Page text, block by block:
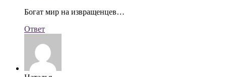
Богат мир на извращенцев…
Ответ